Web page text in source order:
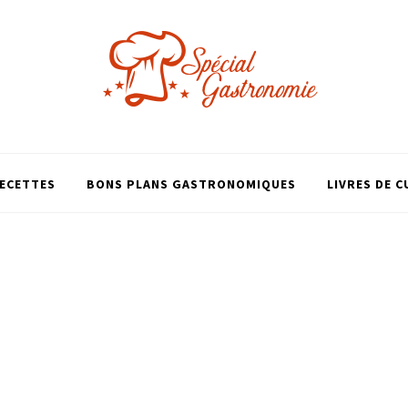
BONS PLANS GASTRONOMIQUES LIVRES DE